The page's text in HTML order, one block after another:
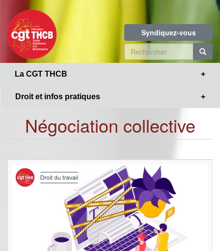
contenu
principal
Syndiquez-vous
Formulaire
de
La CGT THCB
Droit et infos pratiques
Négociation collective